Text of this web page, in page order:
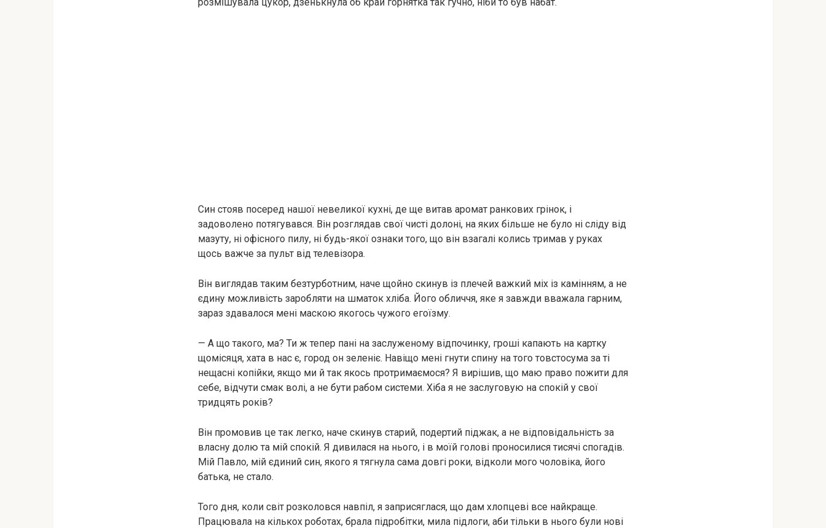
Син стояв посеред нашої невеликої кухні, де ще витав аромат ранкових грінок, і
задоволено потягувався. Він розглядав свої чисті долоні, на яких більше не було ні сліду від
мазуту, ні офісного пилу, ні будь-якої ознаки того, що він взагалі колись тримав у руках
щось важче за пульт від телевізора.
Він виглядав таким безтурботним, наче щойно скинув із плечей важкий міх із камінням, а не
єдину можливість заробляти на шматок хліба. Його обличчя, яке я завжди вважала гарним,
зараз здавалося мені маскою якогось чужого егоїзму.
— А що такого, ма? Ти ж тепер пані на заслуженому відпочинку, гроші капають на картку
щомісяця, хата в нас є, город он зеленіє. Навіщо мені гнути спину на того товстосума за ті
нещасні копійки, якщо ми й так якось протримаємося? Я вирішив, що маю право пожити для
себе, відчути смак волі, а не бути рабом системи. Хіба я не заслуговую на спокій у свої
тридцять років?
Він промовив це так легко, наче скинув старий, подертий піджак, а не відповідальність за
власну долю та мій спокій. Я дивилася на нього, і в моїй голові проносилися тисячі спогадів.
Мій Павло, мій єдиний син, якого я тягнула сама довгі роки, відколи мого чоловіка, його
батька, не стало.
Того дня, коли світ розколовся навпіл, я заприсяглася, що дам хлопцеві все найкраще.
Працювала на кількох роботах, брала підробітки, мила підлоги, аби тільки в нього були нові